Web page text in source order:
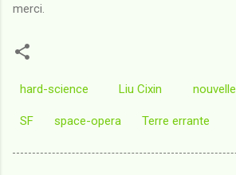
merci.
hard-science Liu Cixin nouvelle
SF space-opera Terre errante